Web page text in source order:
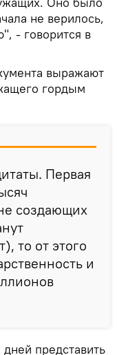
не верилось,
- говорится в
выражают
гордым
Первая
создающих
то от этого
и
представить